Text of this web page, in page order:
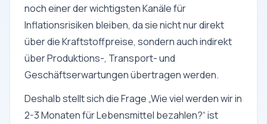
noch einer der wichtigsten Kanäle für
Inflationsrisiken bleiben, da sie nicht nur direkt
über die Kraftstoffpreise, sondern auch indirekt
über Produktions-, Transport- und
Geschäftserwartungen übertragen werden.
Deshalb stellt sich die Frage „Wie viel werden wir in
2-3 Monaten für Lebensmittel bezahlen?“ ist